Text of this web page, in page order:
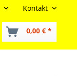
Kontakt
0,00 € *